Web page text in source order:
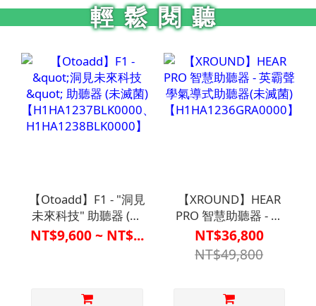
輕鬆閱聽
【Otoadd】F1 - "洞見
未來科技" 助聽器 (未
滅菌)
【H1HA1237BLK0000、
NT$9,600 ~ NT$...
【XROUND】HEAR
PRO 智慧助聽器 - 英
霸聲學氣導式助聽器
(未滅菌)
【H1HA1236GRA0000】
NT$36,800
NT$49,800